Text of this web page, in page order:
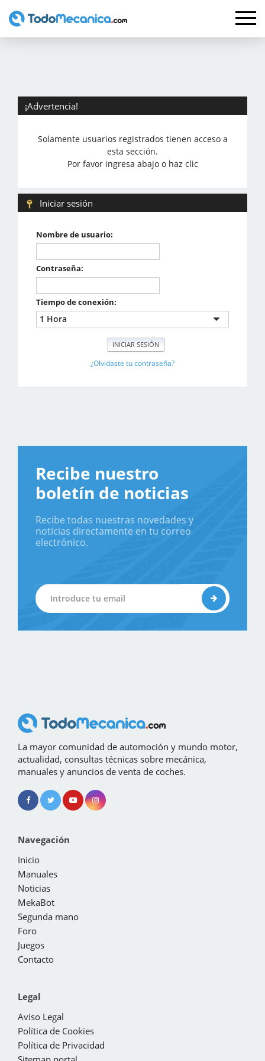
¡Advertencia!
Solamente usuarios registrados tienen acceso a
esta sección.
Por favor ingresa abajo o haz clic
Iniciar sesión
Nombre de usuario:
Contraseña:
Tiempo de conexión:
¿Olvidaste tu contraseña?
Recibe nuestro
boletín de noticias
Recibe todas nuestras novedades y
noticias directamente en tu correo
electrónico.
La mayor comunidad de automoción y mundo motor,
actualidad, consultas técnicas sobre mecánica,
manuales y anuncios de venta de coches.
Navegación
Inicio
Manuales
Noticias
MekaBot
Segunda mano
Foro
Juegos
Contacto
Legal
Aviso Legal
Política de Cookies
Política de Privacidad